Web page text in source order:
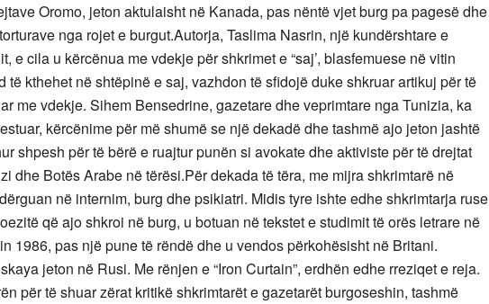
Oromo, jeton aktulaisht në Kanada, pas nëntë vjet burg pa pagesë dhe
nga rojet e burgut.Autorja, Taslima Nasrin, një kundërshtare e
e cila u kërcënua me vdekje për shkrimet e “saj’, blasfemuese në vitin
të kthehet në shtëpinë e saj, vazhdon të sfidojë duke shkruar artikuj për të
me vdekje. Sihem Bensedrine, gazetare dhe veprimtare nga Tunizia, ka
kërcënime për më shumë se një dekadë dhe tashmë ajo jeton jashtë
shpesh për të bërë e ruajtur punën si avokate dhe aktiviste për të drejtat
dhe Botës Arabe në tërësi.Për dekada të tëra, me mijra shkrimtarë në
në internim, burg dhe psikiatri. Midis tyre ishte edhe shkrimtarja ruse
që ajo shkroi në burg, u botuan në tekstet e studimit të orës letrare në
1986, pas një pune të rëndë dhe u vendos përkohësisht në Britani.
jeton në Rusi. Me rënjen e “Iron Curtain”, erdhën edhe rreziqet e reja.
për të shuar zërat kritikë shkrimtarët e gazetarët burgoseshin, tashmë